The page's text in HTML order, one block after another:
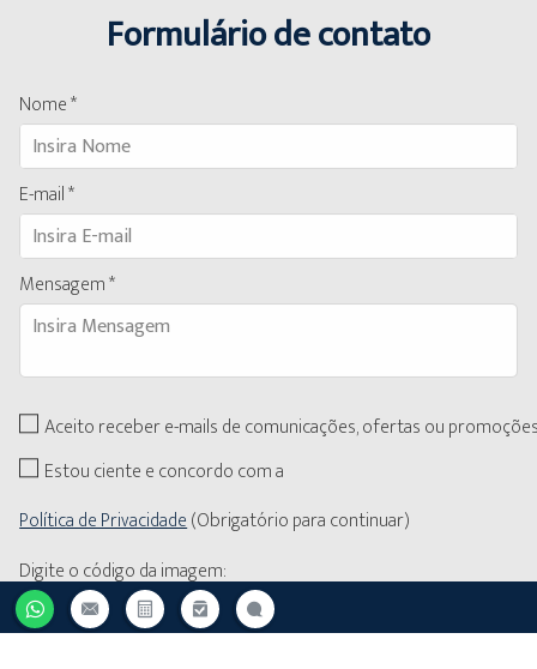
Formulário de contato
Nome *
E-mail *
Mensagem *
Aceito receber e-mails de comunicações, ofertas ou
Estou ciente e concordo com a
Política de Privacidade(Obrigatório para continuar)
Digite o código da imagem: